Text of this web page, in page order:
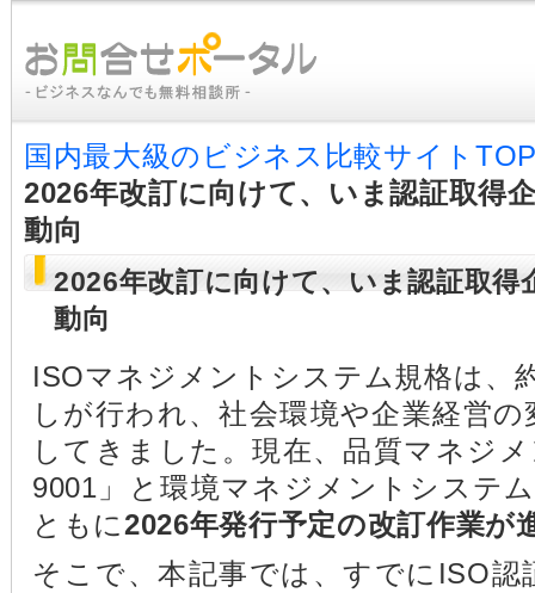
国内最大級のビジネス比較サイト
2026年改訂に向けて、いま認証取得
動向
2026年改訂に向けて、いま認証取
動向
ISOマネジメントシステム規格は、
しが行われ、社会環境や企業経営
してきました。現在、品質マネジ
9001」と環境マネジメントシステ
ともに2026年発行予定の改訂作業が
そこで、本記事では、すでにISO